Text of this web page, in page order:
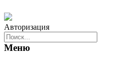
Авторизация
Меню